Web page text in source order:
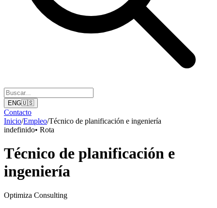
ENG🇺🇸
Contacto
Inicio/Empleo/Técnico de planificación e ingeniería
indefinido• Rota
Técnico de planificación e
ingeniería
Optimiza Consulting